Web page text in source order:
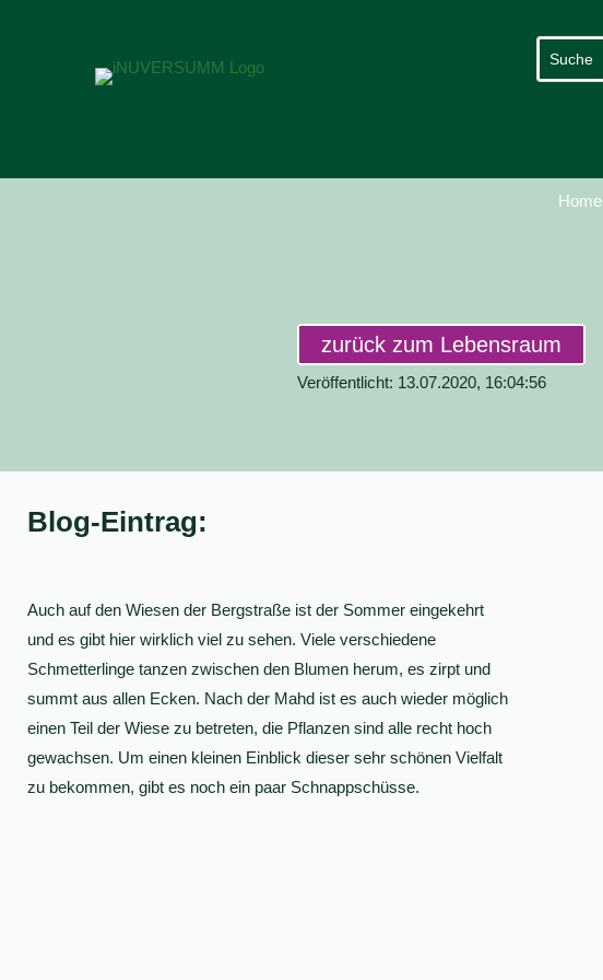
Home
zurück zum Lebensraum
Veröffentlicht: 13.07.2020, 16:04:56
Blog-Eintrag:
Auch auf den Wiesen der Bergstraße ist der Sommer eingekehrt
und es gibt hier wirklich viel zu sehen. Viele verschiedene
Schmetterlinge tanzen zwischen den Blumen herum, es zirpt und
summt aus allen Ecken. Nach der Mahd ist es auch wieder möglich
einen Teil der Wiese zu betreten, die Pflanzen sind alle recht hoch
gewachsen. Um einen kleinen Einblick dieser sehr schönen Vielfalt
zu bekommen, gibt es noch ein paar Schnappschüsse.